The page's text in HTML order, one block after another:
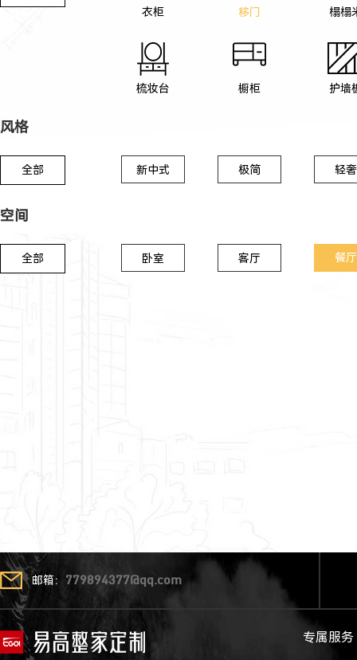
衣柜
移门 榻榻
梳妆台 橱柜 护墙
风格
全部 新中式 极简 轻奢
空间
全部 卧室 客厅 餐厅
邮箱： 779894377@qq.com
专属服务